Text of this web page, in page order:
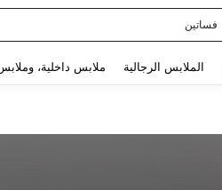
فساتين
الملابس الرجالية ملابس داخلية،